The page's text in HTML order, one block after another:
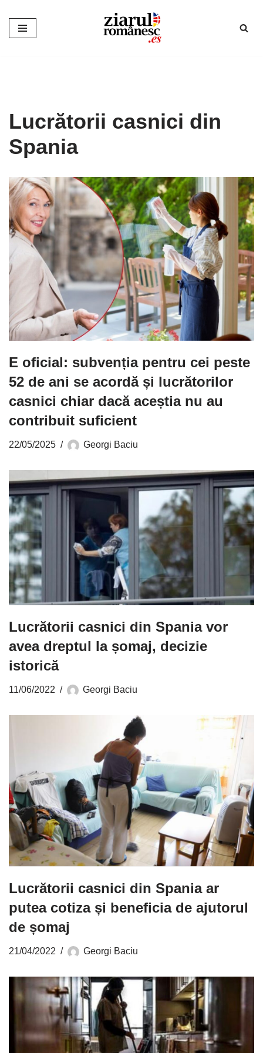
Sari
Lucrătorii casnici din
Spania
E oficial: subvenția pentru cei peste
52 de ani se acordă și lucrătorilor
casnici chiar dacă aceștia nu au
contribuit suficient
22/05/2025 Georgi Baciu
Lucrătorii casnici din Spania vor
avea dreptul la șomaj, decizie
istorică
11/06/2022 Georgi Baciu
Lucrătorii casnici din Spania ar
putea cotiza și beneficia de ajutorul
de șomaj
21/04/2022 Georgi Baciu